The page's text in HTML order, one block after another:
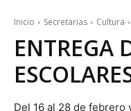
Inicio Secretarias Cultura
ENTREGA
Del 16 al 28 de febrero